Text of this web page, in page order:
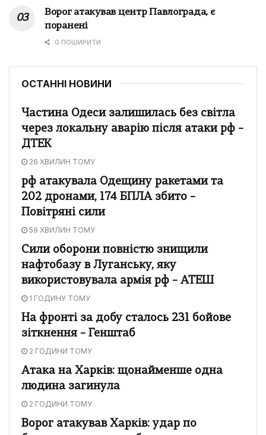
Ворог атакував центр Павлограда, є
поранені
0 ПОШИРИТИ
ОСТАННІ НОВИНИ
Частина Одеси залишилась без світла
через локальну аварію після атаки рф –
ДТЕК
26 ХВИЛИН ТОМУ
рф атакувала Одещину ракетами та
202 дронами, 174 БПЛА збито –
Повітряні сили
59 ХВИЛИН ТОМУ
Сили оборони повністю знищили
нафтобазу в Луганську, яку
використовувала армія рф – АТЕШ
1 ГОДИНУ ТОМУ
На фронті за добу сталось 231 бойове
зіткнення – Генштаб
2 ГОДИНИ ТОМУ
Атака на Харків: щонайменше одна
людина загинула
2 ГОДИНИ ТОМУ
Ворог атакував Харків: удар по